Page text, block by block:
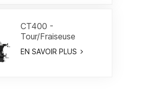
CT400 -
Tour/Fraiseuse
combiné 15-3/4"
EN SAVOIR PLUS